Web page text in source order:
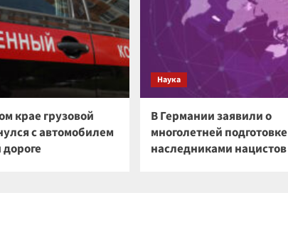
крае грузовой
с автомобилем
Наука
В Германии заявили о
многолетней подготовке
наследниками